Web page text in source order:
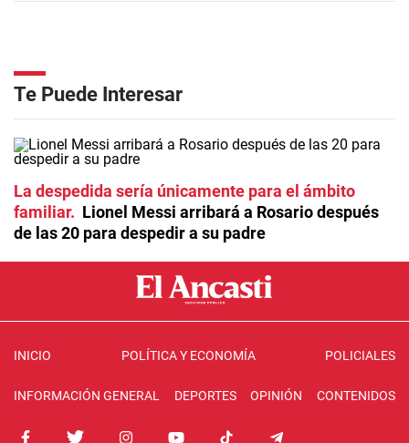
Te Puede Interesar
La despedida sería únicamente para el ámbito
familiar
Lionel Messi arribará a Rosario después
de las 20 para despedir a su padre
INICIO POLÍTICA Y ECONOMÍA POLICIALES
INFORMACIÓN GENERAL DEPORTES OPINIÓN CONTENIDOS